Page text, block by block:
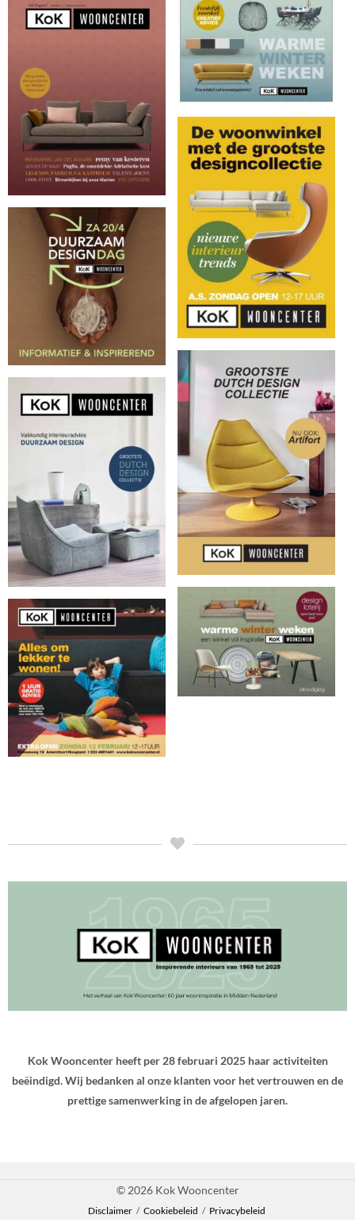
Kok Wooncenter heeft per 28 februari 2025 haar activiteiten
beëindigd. Wij bedanken al onze klanten voor het vertrouwen en de
prettige samenwerking in de afgelopen jaren.
© 2026 Kok Wooncenter
Disclaimer / Cookiebeleid / Privacybeleid